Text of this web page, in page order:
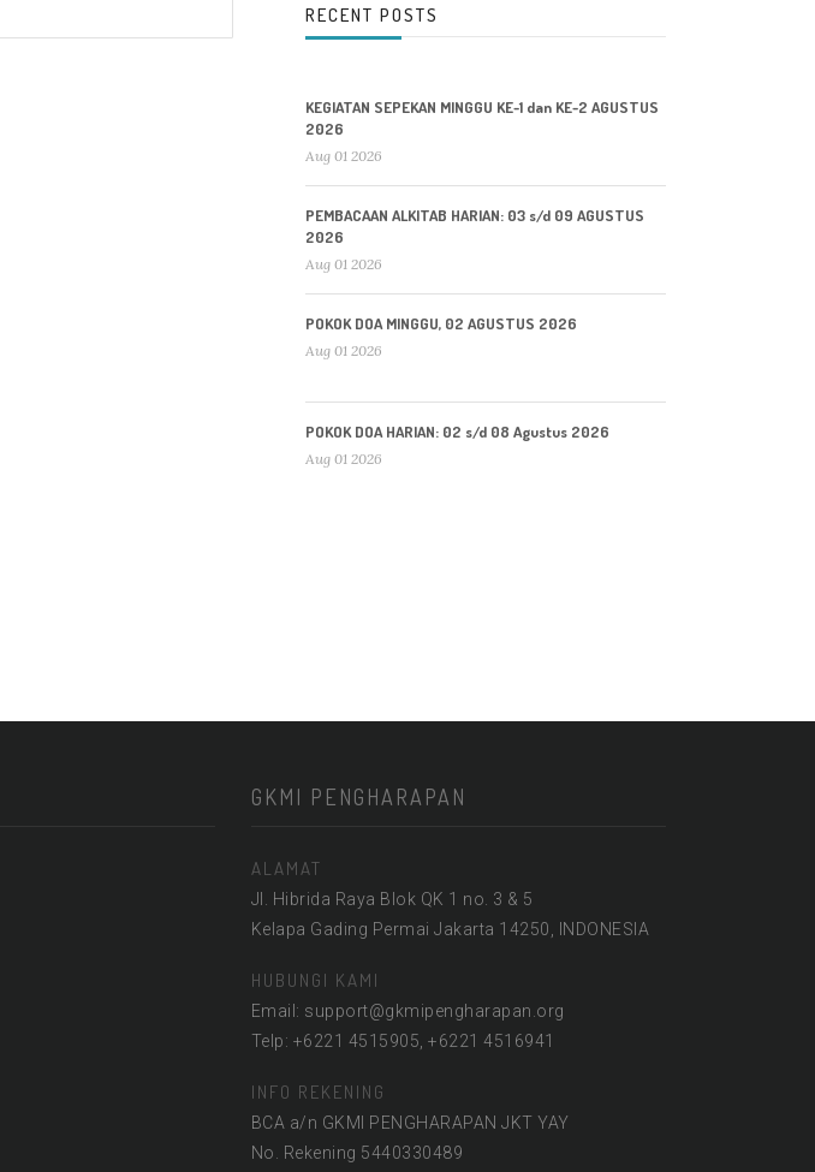
RECENT POSTS
KEGIATAN SEPEKAN MINGGU KE-1 dan KE-2 AGUSTUS
2026
Aug 01 2026
PEMBACAAN ALKITAB HARIAN: 03 s/d 09 AGUSTUS
2026
Aug 01 2026
POKOK DOA MINGGU, 02 AGUSTUS 2026
Aug 01 2026
POKOK DOA HARIAN: 02 s/d 08 Agustus 2026
Aug 01 2026
GKMI PENGHARAPAN
ALAMAT
Jl. Hibrida Raya Blok QK 1 no. 3 & 5
Kelapa Gading Permai Jakarta 14250, INDONESIA
HUBUNGI KAMI
Email: support@gkmipengharapan.org
Telp: +6221 4515905, +6221 4516941
INFO REKENING
BCA a/n GKMI PENGHARAPAN JKT YAY
No. Rekening 5440330489